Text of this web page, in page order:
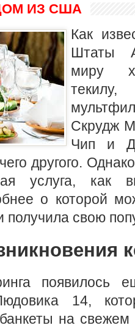
ИЗ США
Как
Штаты
миру
Скрудж
Чип и
другого.
услуга, как
о которой
получила свою
появилось
14,
на